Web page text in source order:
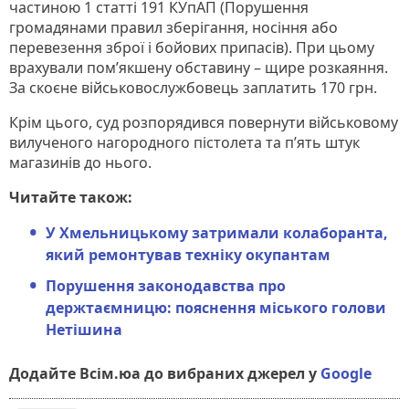
частиною 1 статті 191 КУпАП (Порушення
громадянами правил зберігання, носіння або
перевезення зброї і бойових припасів). При цьому
врахували пом’якшену обставину – щире розкаяння.
За скоєне військовослужбовець заплатить 170 грн.
Крім цього, суд розпорядився повернути військовому
вилученого нагородного пістолета та п’ять штук
магазинів до нього.
Читайте також:
У Хмельницькому затримали колаборанта,
який ремонтував техніку окупантам
Порушення законодавства про
держтаємницю: пояснення міського голови
Нетішина
Додайте Всім.юа до вибраних джерел у Google